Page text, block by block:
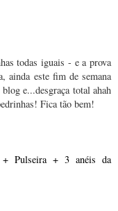
todas iguais - e a prova
ainda este fim de semana
e...desgraça total ahah
Fica tão bem!
Pulseira + 3 anéis da